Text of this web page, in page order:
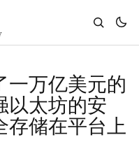
一万亿美元的
以太坊的安
存储在平台上